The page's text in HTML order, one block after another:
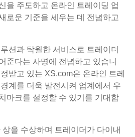
을 주도하고 온라인 트레이딩 업
로운 기준을 세우는 데 전념하고
션과 탁월한 서비스로 트레이더
준다는 사명에 전념하고 있습니
받고 있는 XS.com은 온라인 트레
계를 더욱 발전시켜 업계에서 우
마크를 설정할 수 있기를 기대합
을 수상하며 트레이더가 다이내